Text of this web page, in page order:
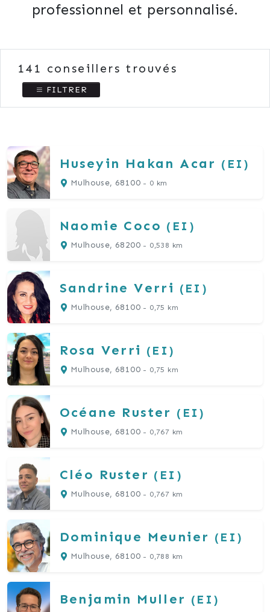
professionnel et personnalisé.
141 conseillers trouvés
FILTRER
Huseyin Hakan Acar (EI)
Mulhouse, 68100 - 0 km
Naomie Coco (EI)
Mulhouse, 68200 - 0,538 km
Sandrine Verri (EI)
Mulhouse, 68100 - 0,75 km
Rosa Verri (EI)
Mulhouse, 68100 - 0,75 km
Océane Ruster (EI)
Mulhouse, 68100 - 0,767 km
Cléo Ruster (EI)
Mulhouse, 68100 - 0,767 km
Dominique Meunier (EI)
Mulhouse, 68100 - 0,788 km
Benjamin Muller (EI)